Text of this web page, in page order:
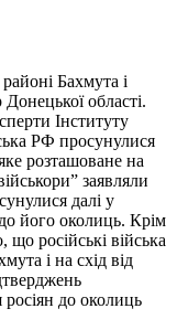
Бахмута і
області.
Інституту
РФ просунулися
розташоване на
заявляли
далі у
його околиць. Крім
російські війська
і на схід від
росіян до околиць